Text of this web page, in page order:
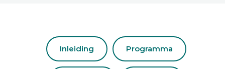
Inleiding Programma